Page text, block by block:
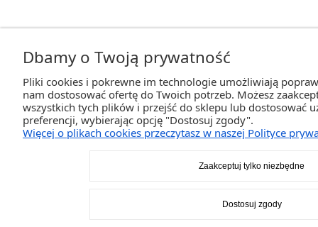
Dbamy o Twoją prywatność
Pliki cookies i pokrewne im technologie umożliwiają
nam dostosować ofertę do Twoich potrzeb. Możesz
wszystkich tych plików i przejść do sklepu lub dostosować
preferencji, wybierając opcję "Dostosuj zgody".
Więcej o plikach cookies przeczytasz w naszej Polityce
Zaakceptuj tylko niezbędne
Dostosuj zgody